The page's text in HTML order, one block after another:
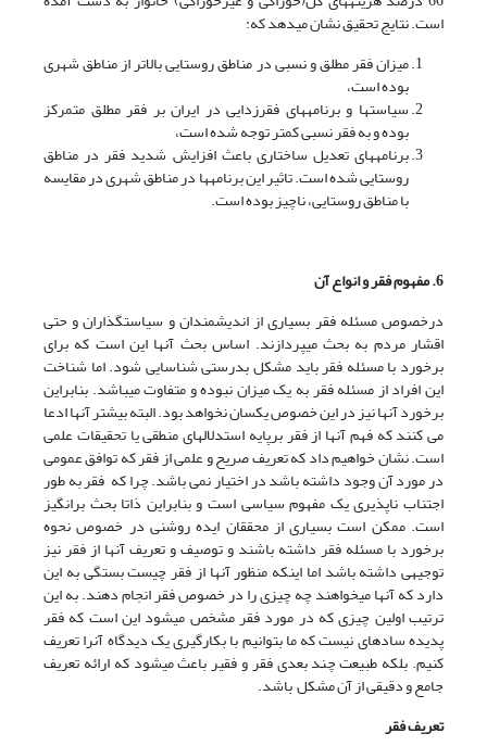
است. نتایج تحقیق نشان می­دهد که:
میزان فقر مطلق و نسبی در مناطق روستایی بالاتر از مناطق شهری
بوده است،
سیاست­ها و برنامه­های فقرزدایی در ایران بر فقر مطلق متمرکز
بوده­ و به فقر نسبی کمتر توجه شده است،
برنامه­های تعدیل ساختاری باعث افزایش شدید فقر در مناطق
روستایی شده است. تاثیر این برنامه­ها در مناطق شهری در مقایسه
با مناطق روستایی، ناچیز بوده است.
6. مفهوم فقر و انواع آن
درخصوص مسئله فقر بسیاری از اندیشمندان و سیاست­گذاران و حتی
اقشار مردم به بحث می­پردازند. اساس بحث آنها این است که برای
برخورد با مسئله فقر باید مشکل بدرستی شناسایی شود. اما شناخت
این افراد از مسئله فقر به یک میزان نبوده و متفاوت می­باشد. بنابراین
برخورد آنها نیز در این خصوص یکسان نخواهد بود. البته بیشتر آنها ادعا
می کنند که فهم آنها از فقر برپایه استدلالهای منطقی یا تحقیقات علمی
است. نشان خواهیم داد که تعریف صریح و علمی از فقر که توافق عمومی
در مورد آن وجود داشته باشد در اختیار نمی باشد. چرا که فقر به طور
اجتناب ناپذیری یک مفهوم سیاسی است و بنابراین ذاتا بحث برانگیز
است. ممکن است بسیاری از محققان ایده روشنی در خصوص نحوه
برخورد با مسئله فقر داشته باشند و توصیف و تعریف آنها از فقر نیز
توجیهی داشته باشد اما اینکه منظور آنها از فقر چیست بستگی به این
دارد که آنها می­خواهند چه چیزی را در خصوص فقر انجام دهند. به این
ترتیب اولین چیزی که در مورد فقر مشخص می­شود این است که فقر
پدیده ساده­ای نیست که ما بتوانیم با بکارگیری یک دیدگاه آنرا تعریف
کنیم. بلکه طبیعت چند بعدی فقر و فقیر باعث میشود که ارائه تعریف
جامع و دقیقی از آن مشکل باشد.
تعریففقر